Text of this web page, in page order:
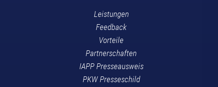
Leistungen
Feedback
Vorteile
Partnerschaften
IAPP Presseausweis
PKW Presseschild